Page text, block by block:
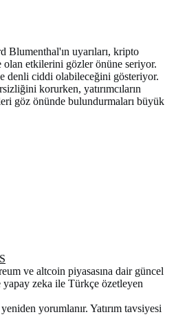
Blumenthal'ın uyarıları, kripto
olan etkilerini gözler önüne seriyor.
denli ciddi olabileceğini gösteriyor.
korurken, yatırımcıların
göz önünde bulundurmaları büyük
ve altcoin piyasasına dair güncel
zeka ile Türkçe özetleyen
yorumlanır. Yatırım tavsiyesi